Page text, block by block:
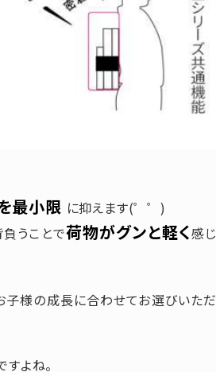
最小限 に抑えます(゜゜)
うことで荷物がグンと軽く感じ
子様の成長に合わせてお選びいただ
よね。